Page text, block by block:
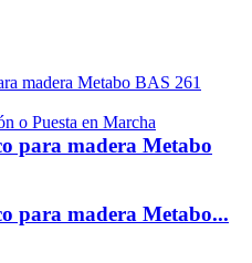
para madera Metabo
para madera Metabo...